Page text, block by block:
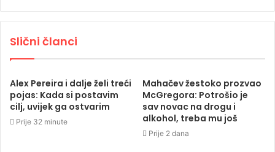
Slični članci
Alex Pereira i dalje želi treći
pojas: Kada si postavim
cilj, uvijek ga ostvarim
Prije 32 minute
Mahačev žestoko prozvao
McGregora: Potrošio je
sav novac na drogu i
alkohol, treba mu još
Prije 2 dana